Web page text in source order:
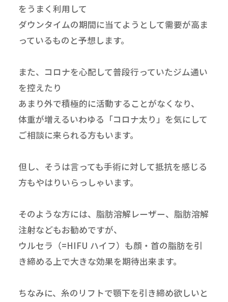
をうまく利用して
ダウンタイムの期間に当てようとして需要が高ま
っているものと予想します。
また、コロナを心配して普段行っていたジム通い
を控えたり
あまり外で積極的に活動することがなくなり、
体重が増えるいわゆる「コロナ太り」を気にして
ご相談に来られる方もいます。
但し、そうは言っても手術に対して抵抗を感じる
方もやはりいらっしゃいます。
そのような方には、脂肪溶解レーザー、脂肪溶解
注射などもお勧めですが、
ウルセラ（=HIFU ハイフ）も顔・首の脂肪を引
き締める上で大きな効果を期待出来ます。
ちなみに、糸のリフトで顎下を引き締め欲しいと